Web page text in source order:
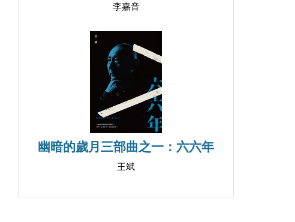
李嘉音
幽暗的歲月三部曲之一：六六年
王斌